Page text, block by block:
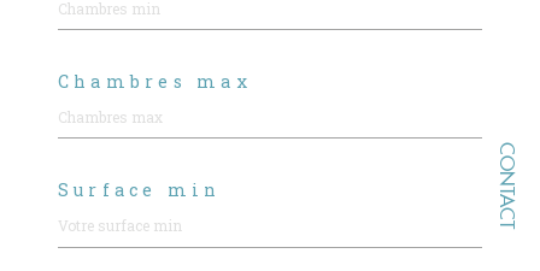
CONTACT
Chambres max
Surface min